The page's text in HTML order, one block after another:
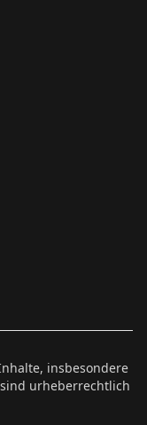
insbesondere
urheberrechtlich